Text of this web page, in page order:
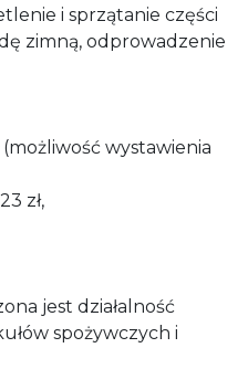
i sprzątanie części
zimną, odprowadzenie
wystawienia
zł,
jest działalność
spożywczych i